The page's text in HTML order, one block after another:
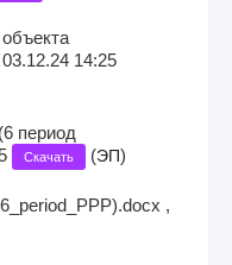
14:25
период
Скачать (ЭП)
,